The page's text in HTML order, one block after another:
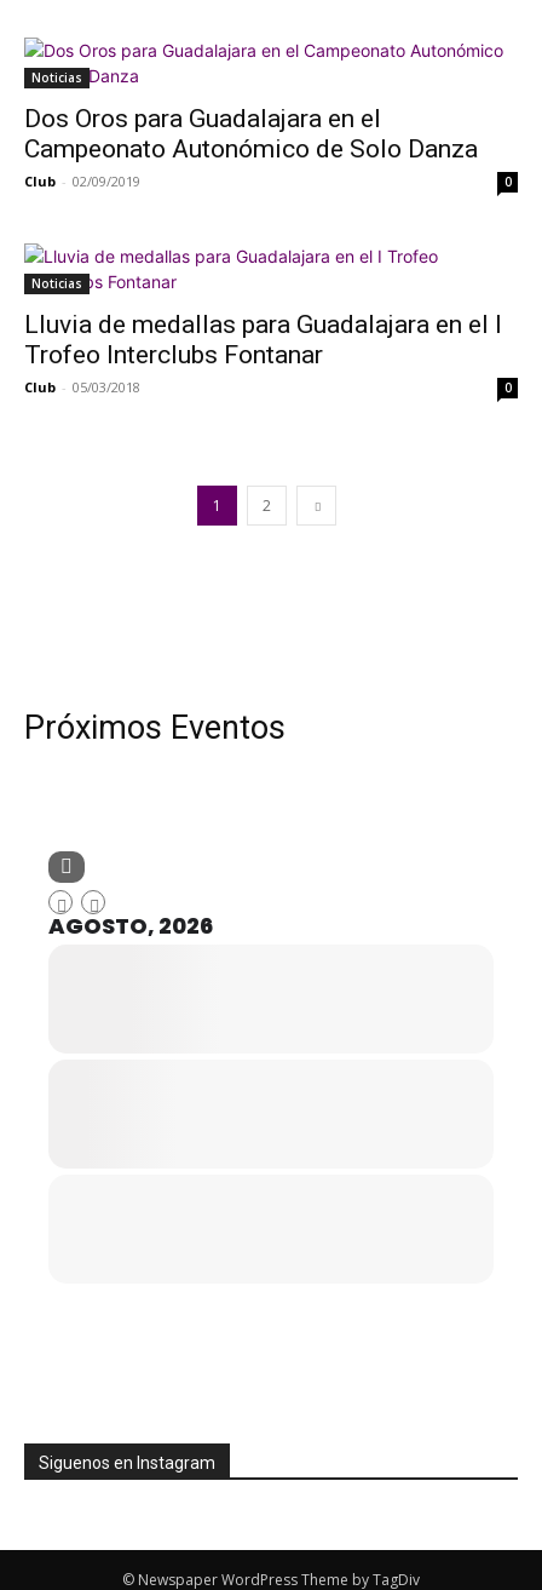
Noticias
Dos Oros para Guadalajara en el
Campeonato Autonómico de Solo Danza
Club - 02/09/2019 0
Noticias
Lluvia de medallas para Guadalajara en el I
Trofeo Interclubs Fontanar
Club - 05/03/2018 0
1 2
Próximos Eventos
AGOSTO, 2026
Siguenos en Instagram
© Newspaper WordPress Theme by TagDiv